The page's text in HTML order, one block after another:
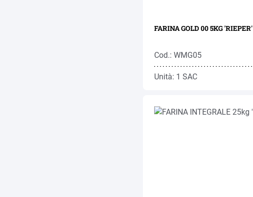
FARINA GOLD 00 5KG 'RIEPER'
Cod.: WMG05
Unità: 1 SAC